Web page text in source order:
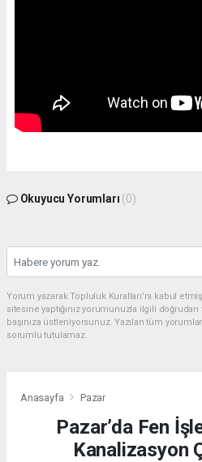
Okuyucu Yorumları (0)
Yorum yazarak Topluluk Kuralları’nı kabul
sitesine yaptığınız yorumunuzla ilgili
başınıza üstleniyorsunuz. Yazılan tüm
sorumlu tutulamaz.
Anasayfa Pazar
Pazar’da Fen
Kanalizasyon